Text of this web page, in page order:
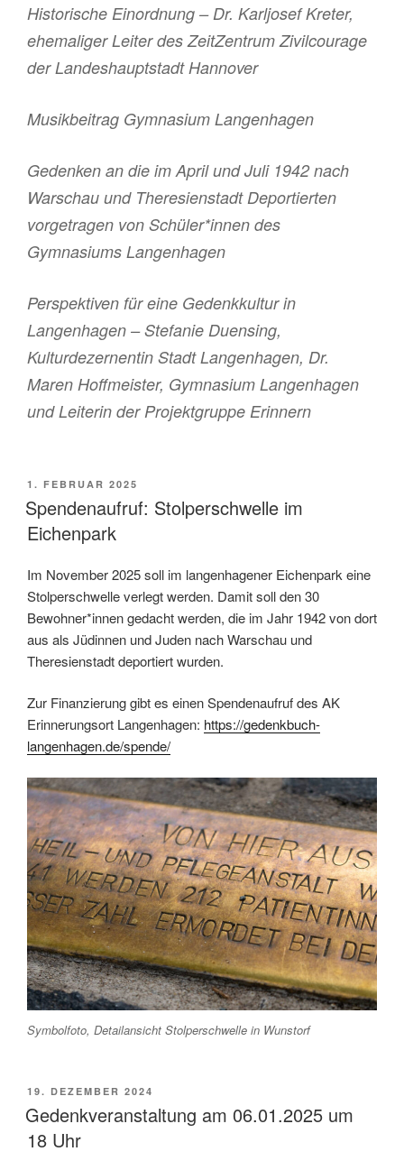
Historische Einordnung – Dr. Karljosef Kreter,
ehemaliger Leiter des ZeitZentrum Zivilcourage
der Landeshauptstadt Hannover
Musikbeitrag Gymnasium Langenhagen
Gedenken an die im April und Juli 1942 nach
Warschau und Theresienstadt Deportierten
vorgetragen von Schüler*innen des
Gymnasiums Langenhagen
Perspektiven für eine Gedenkkultur in
Langenhagen – Stefanie Duensing,
Kulturdezernentin Stadt Langenhagen, Dr.
Maren Hoffmeister, Gymnasium Langenhagen
und Leiterin der Projektgruppe Erinnern
VERÖFFENTLICHT
AM
1. FEBRUAR 2025
Spendenaufruf: Stolperschwelle im
Eichenpark
Im November 2025 soll im langenhagener Eichenpark eine
Stolperschwelle verlegt werden. Damit soll den 30
Bewohner*innen gedacht werden, die im Jahr 1942 von dort
aus als Jüdinnen und Juden nach Warschau und
Theresienstadt deportiert wurden.
Zur Finanzierunggibt es einen Spendenaufrufdes AK
Erinnerungsort Langenhagen: https://gedenkbuch-
langenhagen.de/spende/
Symbolfoto, Detailansicht Stolperschwelle in Wunstorf
VERÖFFENTLICHT
AM
19. DEZEMBER 2024
Gedenkveranstaltung am 06.01.2025 um
18 Uhr